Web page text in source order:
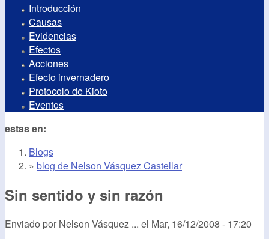
Introducción
Causas
Evidencias
Efectos
Acciones
Efecto invernadero
Protocolo de Kioto
Eventos
estas en:
Blogs
» blog de Nelson Vásquez Castellar
Sin sentido y sin razón
Enviado por Nelson Vásquez ... el Mar, 16/12/2008 - 17:20